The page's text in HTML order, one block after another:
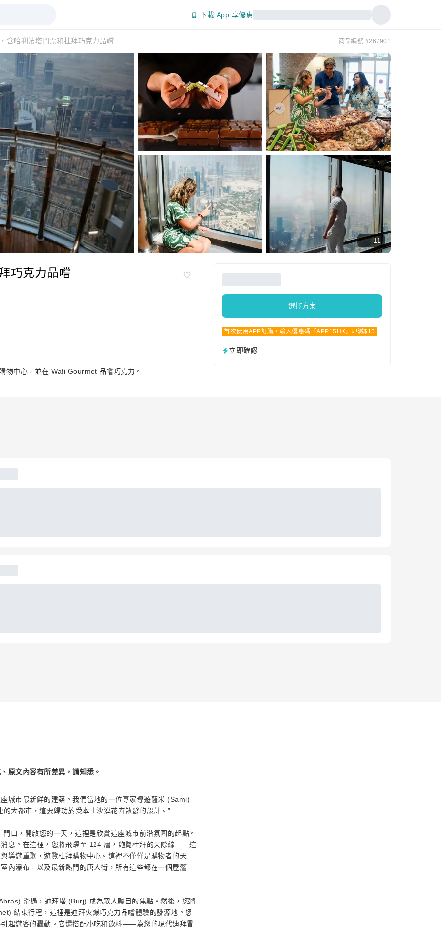
下載 App 享優惠
含哈利法塔門票和杜拜巧克力品嚐 商品編號 #267901
11
巧克力品嚐
物中心，並在 Wafi Gourmet 品嚐巧克力。
選擇方案
首次使用APP訂購，輸入優惠碼「APP15HK」即減$15
立即確認
原文內容有所差異，請知悉。
城市最新鮮的建築。我們當地的一位專家導遊薩米 (Sami)
大都市，這要歸功於受本土沙漠花卉啟發的設計。”
口，開啟您的一天，這裡是欣賞這座城市前沿氛圍的起點。
息。在這裡，您將飛躍至 124 層，飽覽杜拜的天際線——這
導遊重聚，遊覽杜拜購物中心。這裡不僅僅是購物者的天
內瀑布 - 以及最新熱門的唐人街，所有這些都在一個屋簷
滑過，迪拜塔 (Burj) 成為眾人矚目的焦點。然後，您將
結束行程，這裡是迪拜火爆巧克力品嚐體驗的發源地。您
起遊客的轟動。它還搭配小吃和飲料——為您的現代迪拜冒